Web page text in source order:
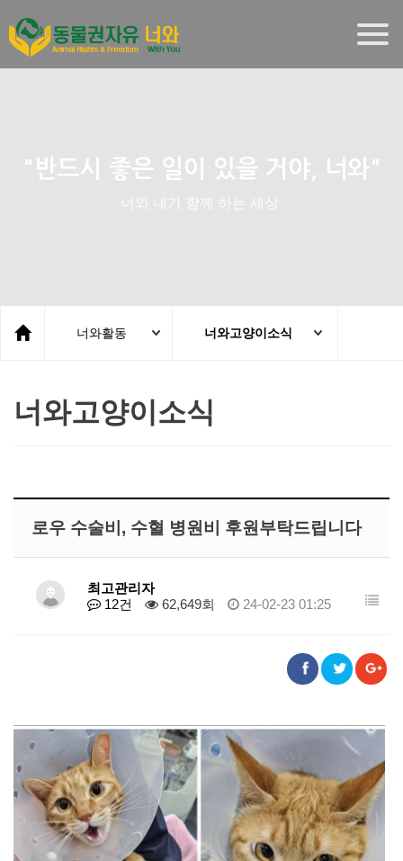
"반드시 좋은 일이 있을 거야, 너와"
너와 내가 함께 하는 세상
너와활동 너와고양이소식
너와고양이소식
로우 수술비, 수혈 병원비 후원부탁드립니다
최고관리자
12건
62,649회 24-02-23 01:25